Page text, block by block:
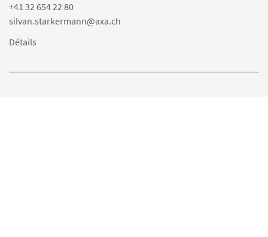
+41 32 654 22 80
silvan.starkermann@axa.ch
Détails